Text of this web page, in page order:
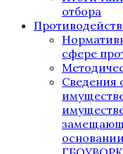
отбора
сфере
Сведения